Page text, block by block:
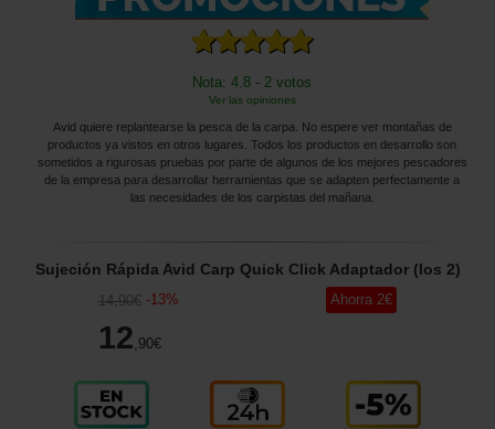
Nota: 4.8 - 2 votos
Ver las opiniones
Avid quiere replantearse la pesca de la carpa. No espere ver montañas de
productos ya vistos en otros lugares. Todos los productos en desarrollo son
sometidos a rigurosas pruebas por parte de algunos de los mejores pescadores
de la empresa para desarrollar herramientas que se adapten perfectamente a
las necesidades de los carpistas del mañana.
Sujeción Rápida Avid Carp Quick Click Adaptador (los 2)
14,90€ -13%
12 ,90€
Ahorra 2€